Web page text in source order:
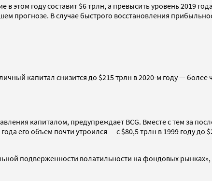
этом году составит $6 трлн, а превысить уровень 2019
прогнозе. В случае быстрого восстановления
капитал снизится до $215 трлн в 2020-м году — более
капиталом, предупреждает BCG. Вместе с тем за
его объем почти утроился — с $80,5 трлн в 1999 году до
подверженности волатильности на фондовых